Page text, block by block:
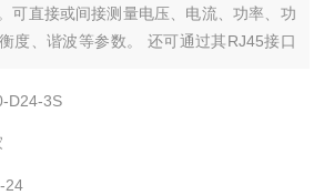
可直接或间接测量电压、电流、功率、功
度、谐波等参数。 还可通过其RJ45接口
、NB-Lot无线通信功能。
D24-3S
24